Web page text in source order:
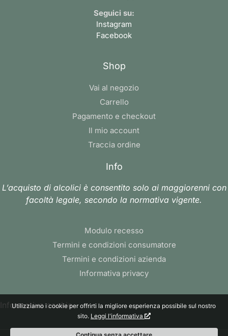
Seguici su:
Instagram
Facebook
Shop
Vai al negozio
Carrello
Pagamento e checkout
Il mio account
Traccia ordine
Info
L’acquisto di alcolici è consentito solo ai maggiorenni con
facoltà legale, secondo la normativa vigente.
Modulo recesso
Termini e condizioni consumatore
Termini e condizioni azienda
Informativa privacy
Informativa cookie
Utilizziamo i cookie per offrirti la migliore esperienza possibile sul nostro
sito. Leggi l'informativa